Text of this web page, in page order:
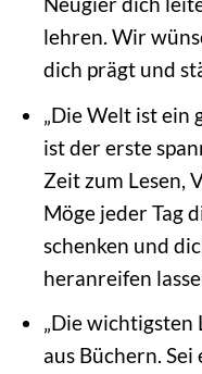
lehren. Wir
dich prägt und
„Die Welt ist ein
ist der erste
Zeit zum Lesen,
Möge jeder Tag
schenken und
heranreifen
„Die
aus Büchern.